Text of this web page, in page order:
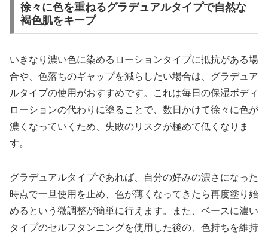
徐々に色を重ねるグラデュアルタイプで自然な
褐色肌をキープ
いきなり濃い色に染めるローションタイプに抵抗がある場
合や、色落ちのギャップを減らしたい場合は、グラデュア
ルタイプの使用がおすすめです。これは毎日の保湿ボディ
ローションの代わりに塗ることで、数日かけて徐々に色が
濃くなっていくため、失敗のリスクが極めて低くなりま
す。
グラデュアルタイプであれば、自分の好みの濃さになった
時点で一旦使用を止め、色が薄くなってきたら再度塗り始
めるという微調整が簡単に行えます。また、ベースに濃い
タイプのセルフタンニングを使用した後の、色持ちを維持